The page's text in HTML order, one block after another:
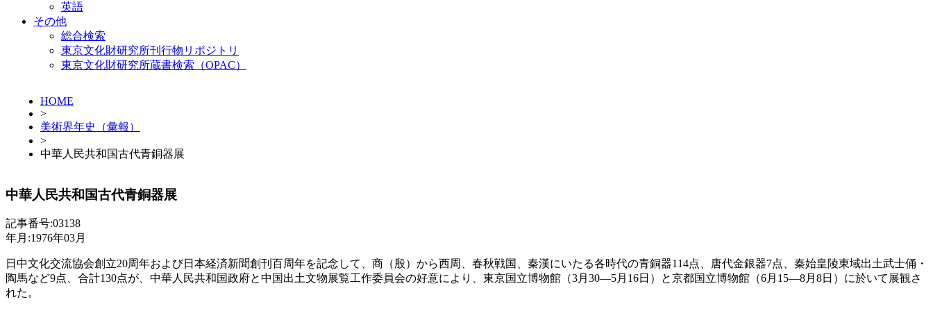
英語
その他
総合検索
東京文化財研究所刊行物リポジトリ
東京文化財研究所蔵書検索（OPAC）
HOME
>
美術界年史（彙報）
>
中華人民共和国古代青銅器展
中華人民共和国古代青銅器展
記事番号:03138
年月:1976年03月
日中文化交流協会創立20周年および日本経済新聞創刊百周年を記念して、商（殷）から西周、春秋戦国、秦漢にいたる各時代の青銅器114点、唐代金銀器7点、秦始皇陵東域出土武士俑・
陶馬など9点、合計130点が、中華人民共和国政府と中国出土文物展覧工作委員会の好意により、東京国立博物館（3月30―5月16日）と京都国立博物館（6月15―8月8日）に於いて展観さ
れた。